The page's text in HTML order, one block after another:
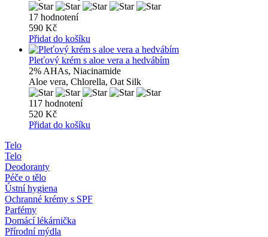
17 hodnotení
590 Kč
Přidat do košíku
Pleťový krém s aloe vera a hedvábím
2% AHAs, Niacinamide
Aloe vera, Chlorella, Oat Silk
117 hodnotení
520 Kč
Přidat do košíku
Telo
Telo
Deodoranty
Péče o tělo
Ústní hygiena
Ochranné krémy s SPF
Parfémy
Domácí lékárnička
Přírodní mýdla